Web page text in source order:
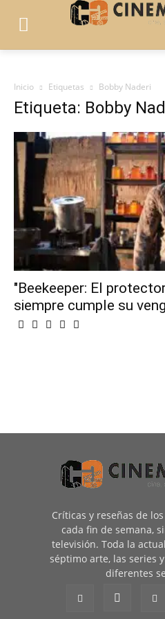
Inicio Etiquetas Bobby Naderi
Etiqueta: Bobby
"Beekeeper: El
siempre cumple su
Críticas y reseñas de
cada fin de semana,
televisión. Toda la
séptimo arte, las series
diferentes